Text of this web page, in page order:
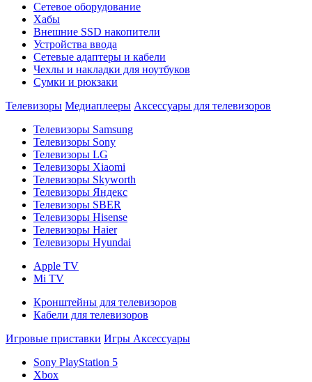
Сетевое оборудование
Хабы
Внешние SSD накопители
Устройства ввода
Сетевые адаптеры и кабели
Чехлы и накладки для ноутбуков
Сумки и рюкзаки
Телевизоры Медиаплееры Аксессуары для телевизоров
Телевизоры Samsung
Телевизоры Sony
Телевизоры LG
Телевизоры Xiaomi
Телевизоры Skyworth
Телевизоры Яндекс
Телевизоры SBER
Телевизоры Hisense
Телевизоры Haier
Телевизоры Hyundai
Apple TV
Mi TV
Кронштейны для телевизоров
Кабели для телевизоров
Игровые приставки Игры Аксессуары
Sony PlayStation 5
Xbox